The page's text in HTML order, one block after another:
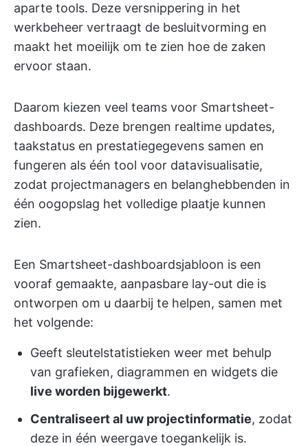
aparte tools. Deze versnippering in het
werkbeheer vertraagt de besluitvorming en
maakt het moeilijk om te zien hoe de zaken
ervoor staan.
Daarom kiezen veel teams voor Smartsheet-
dashboards. Deze brengen realtime updates,
taakstatus en prestatiegegevens samen en
fungeren als één tool voor datavisualisatie,
zodat projectmanagers en belanghebbenden in
één oogopslag het volledige plaatje kunnen
zien.
Een Smartsheet-dashboardsjabloon is een
vooraf gemaakte, aanpasbare lay-out die is
ontworpen om u daarbij te helpen, samen met
het volgende:
Geeft sleutelstatistieken weer met behulp
van grafieken, diagrammen en widgets die
live worden bijgewerkt.
Centraliseert al uw projectinformatie, zodat
deze in één weergave toegankelijk is.